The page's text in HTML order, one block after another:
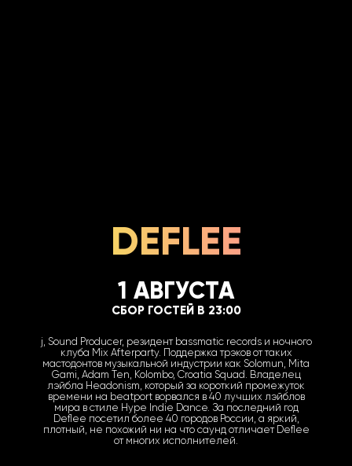
DEFLEE
1 АВГУСТА
СБОР ГОСТЕЙ В 23:00
j, Sound Producer, резидент bassmatic records и ночного
клуба Mix Afterparty. Поддержка трэков от таких
мастодонтов музыкальной индустрии как Solomun, Mita
Gami, Adam Ten, Kolombo, Croatia Squad. Владелец
лэйбла Headonism, который за короткий промежуток
времени на beatport ворвался в 40 лучших лэйблов
мира в стиле Hype Indie Dance. За последний год
Deflee посетил более 40 городов России, а яркий,
плотный, не похожий ни на что саунд отличает Deflee
от многих исполнителей.